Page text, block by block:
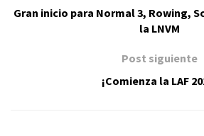
Gran inicio para Normal 3, Rowing,
la LNVM
Post siguiente
¡Comienza la LAF